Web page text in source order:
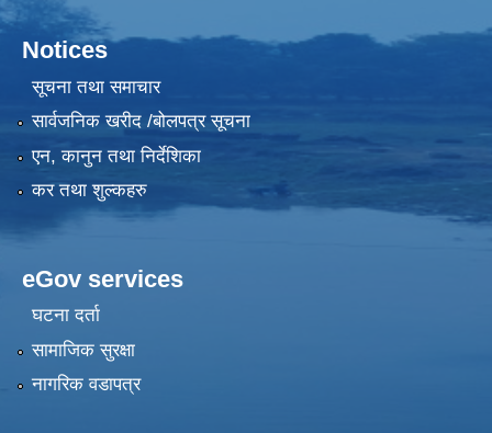
Notices
सूचना तथा समाचार
सार्वजनिक खरीद /बोलपत्र सूचना
एन, कानुन तथा निर्देशिका
कर तथा शुल्कहरु
eGov services
घटना दर्ता
सामाजिक सुरक्षा
नागरिक वडापत्र